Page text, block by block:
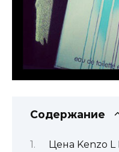
Содержание
Цена Kenzo L